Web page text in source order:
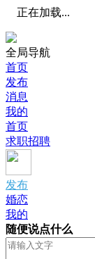
正在加载...
全局导航
首页
发布
消息
我的
首页
求职招聘
发布
婚恋
我的
随便说点什么